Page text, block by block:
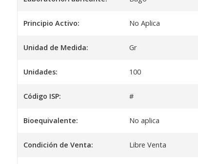
Principio Activo: No Aplica
Unidad de Medida: Gr
Unidades: 100
Código ISP: #
Bioequivalente: No aplica
Condición de Venta: Libre Venta